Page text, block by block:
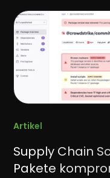
Artikel
Supply Chain
Pakete